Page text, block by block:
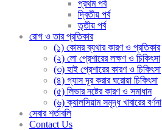
প্রথম পর্ব
দ্বিতীয় পর্ব
তৃতীয় পর্ব
রোগ ও তার প্রতিকার
(১) কোমর ব্যথার কারণ ও প্রতিকার
(২) লো প্রেশারের লক্ষণ ও চিকিৎসা
(৩) হাই প্রেশারের কারণ ও চিকিৎসা
(৪) গ্যাস দূর করার ঘরোয়া চিকিৎসা
(৫) লিভার নষ্টের কারণ ও সমাধান
(৬) ক্যালসিয়াম সমৃদ্ধ খাবারের বর্ণনা
সেবার শর্তাবলি
Contact Us